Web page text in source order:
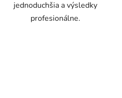
jednoduchšia a výsledky
profesionálne.